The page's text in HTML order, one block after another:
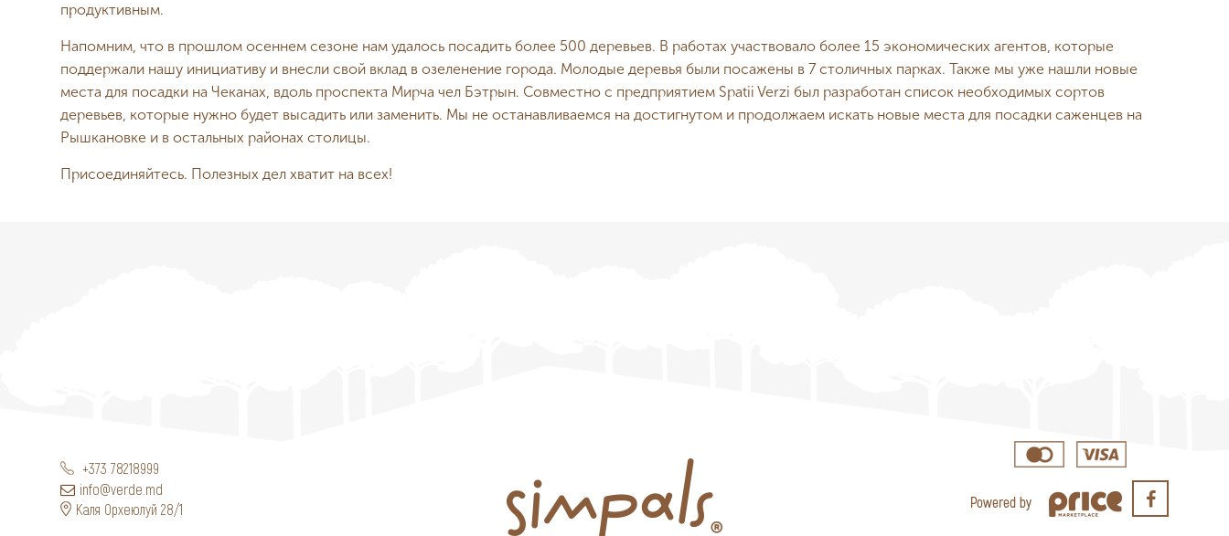
продуктивным.
Напомним, что в прошлом осеннем сезоне нам удалось посадить более 500 деревьев. В работах участвовало более 15 экономических агентов, которые
поддержали нашу инициативу и внесли свой вклад в озеленение города. Молодые деревья были посажены в 7 столичных парках. Также мы уже нашли новые
места для посадки на Чеканах, вдоль проспекта Мирча чел Бэтрын. Совместно с предприятием Spatii Verzi был разработан список необходимых сортов
деревьев, которые нужно будет высадить или заменить. Мы не останавливаемся на достигнутом и продолжаем искать новые места для посадки саженцев на
Рышкановке и в остальных районах столицы.
Присоединяйтесь. Полезных дел хватит на всех!
+373 78218999
info@verde.md
Каля Орхеюлуй 28/1